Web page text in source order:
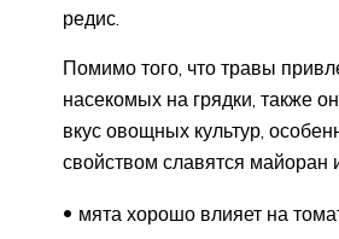
редис.
Помимо того, что травы
насекомых на грядки, также
вкус овощных культур,
свойством славятся майоран
мята хорошо влияет на